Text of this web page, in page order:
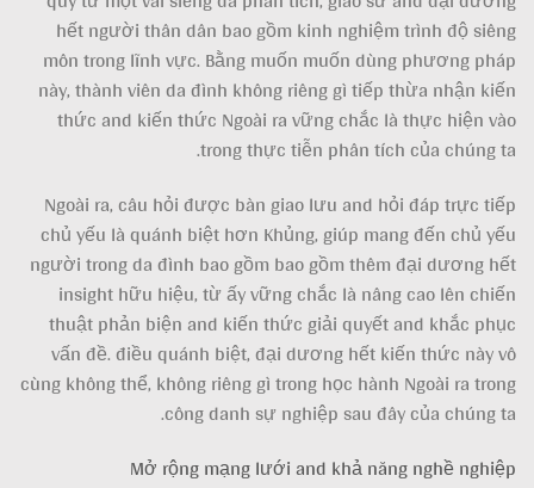
hết người thân dân bao gồm kinh nghiệm trình độ siêng
môn trong lĩnh vực. Bằng muốn muốn dùng phương pháp
này, thành viên da đình không riêng gì tiếp thừa nhận kiến
thức and kiến thức Ngoài ra vững chắc là thực hiện vào
trong thực tiễn phân tích của chúng ta.
Ngoài ra, câu hỏi được bàn giao lưu and hỏi đáp trực tiếp
chủ yếu là quánh biệt hơn Khủng, giúp mang đến chủ yếu
người trong da đình bao gồm bao gồm thêm đại dương hết
insight hữu hiệu, từ ấy vững chắc là nâng cao lên chiến
thuật phản biện and kiến thức giải quyết and khắc phục
vấn đề. điều quánh biệt, đại dương hết kiến thức này vô
cùng không thể, không riêng gì trong học hành Ngoài ra trong
công danh sự nghiệp sau đây của chúng ta.
Mở rộng mạng lưới and khả năng nghề nghiệp